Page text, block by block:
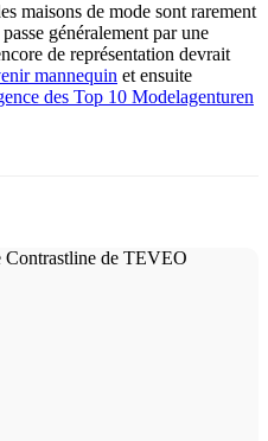
maisons de mode sont rarement
généralement par une
de représentation devrait
mannequin et ensuite
des Top 10 Modelagenturen